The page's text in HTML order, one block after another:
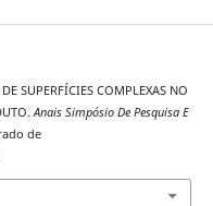
SUPERFÍCIES COMPLEXAS NO
Anais Simpósio De Pesquisa E
de